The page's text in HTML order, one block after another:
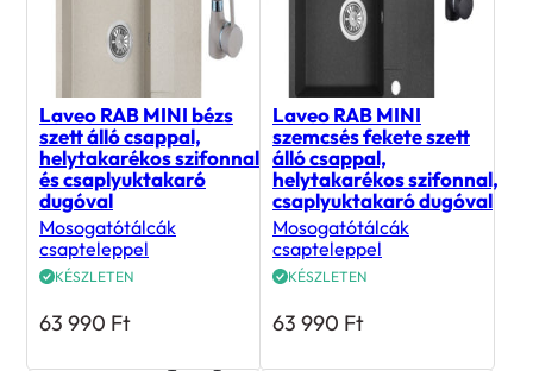
Laveo RAB MINI bézs
szett álló csappal,
helytakarékos szifonnal
és csaplyuktakaró
dugóval
Mosogatótálcák
csapteleppel
KÉSZLETEN
63 990 Ft
Laveo RAB MINI
szemcsés fekete szett
álló csappal,
helytakarékos szifonnal,
csaplyuktakaró dugóval
Mosogatótálcák
csapteleppel
KÉSZLETEN
63 990 Ft